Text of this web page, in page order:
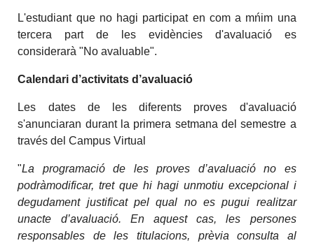
L'estudiant que no hagi participat en com a mńim una
tercera part de les evidències d'avaluació es
considerarà "No avaluable".
Calendari d’activitats d’avaluació
Les dates de les diferents proves d'avaluació
s'anunciaran durant la primera setmana del semestre a
través del Campus Virtual
"La programació de les proves d’avaluació no es
podràmodificar, tret que hi hagi unmotiu excepcional i
degudament justificat pel qual no es pugui realitzar
unacte d’avaluació. En aquest cas, les persones
responsables de les titulacions, prèvia consulta al